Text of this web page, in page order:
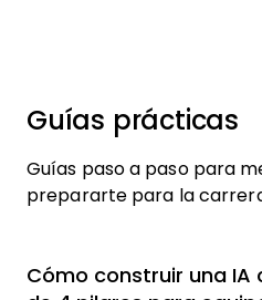
Guías prácticas
Guías paso a paso para
prepararte para la
Cómo construir una IA